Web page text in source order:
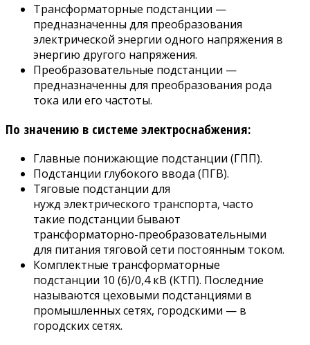
Трансформаторные подстанции —
предназначенны для преобразования
электрической энергии одного напряжения в
энергию другого напряжения.
Преобразовательные подстанции —
предназначенны для преобразования рода
тока или его частоты.
По значению в системе электроснабжения:
Главные понижающие подстанции (ГПП).
Подстанции глубокого ввода (ПГВ).
Тяговые подстанции для
нужд электрического транспорта, часто
такие подстанции бывают
трансформаторно-преобразовательными
для питания тяговой сети постоянным током.
Комплектные трансформаторные
подстанции 10 (6)/0,4 кВ (КТП). Последние
называются цеховыми подстанциями в
промышленных сетях, городскими — в
городских сетях.